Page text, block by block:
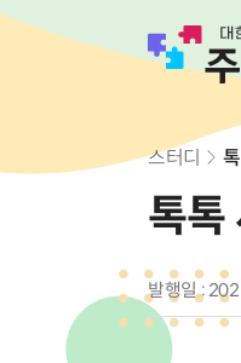
스터디
톡톡
발행일 :